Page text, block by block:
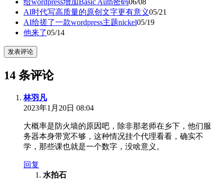
AI时代写高质量的原创文字更有意义05/21
AI给搓了一款wordpress主题nickel05/19
他来了05/14
发表评论
14 条评论
林羽凡
2023年1月20日 08:04
大概率是防火墙的原因吧，除非那老师在乡下，他们服
务器本身带宽不够，这种情况挂个代理看看，确实不
学，那些课也就是一个数字，没啥意义。
回复
水拍石